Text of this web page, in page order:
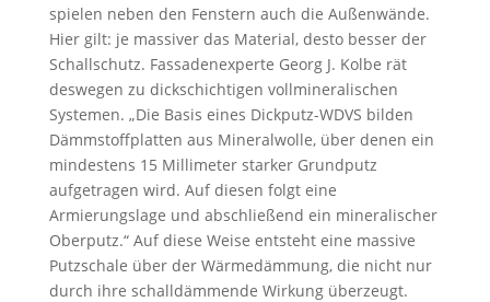
spielen neben den Fenstern auch die Außenwände.
Hier gilt: je massiver das Material, desto besser der
Schallschutz. Fassadenexperte Georg J. Kolbe rät
deswegen zu dickschichtigen vollmineralischen
Systemen. „Die Basis eines Dickputz-WDVS bilden
Dämmstoffplatten aus Mineralwolle, über denen ein
mindestens 15 Millimeter starker Grundputz
aufgetragen wird. Auf diesen folgt eine
Armierungslage und abschließend ein mineralischer
Oberputz.“ Auf diese Weise entsteht eine massive
Putzschale über der Wärmedämmung, die nicht nur
durch ihre schalldämmende Wirkung überzeugt.